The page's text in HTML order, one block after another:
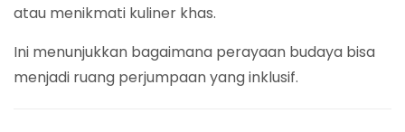
atau menikmati kuliner khas.
Ini menunjukkan bagaimana perayaan budaya bisa
menjadi ruang perjumpaan yang inklusif.